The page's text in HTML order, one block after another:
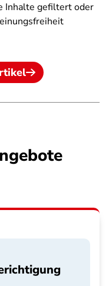
Inhalte gefiltert oder